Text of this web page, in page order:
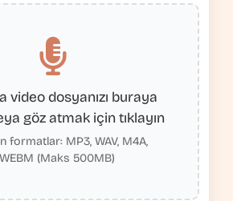
video dosyanızı buraya
göz atmak için tıklayın
formatlar: MP3, WAV, M4A,
(Maks 500MB)